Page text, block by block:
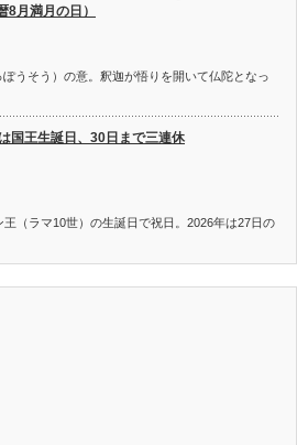
8月満月の日）
うそう）の意。釈迦が悟りを開いて仏陀となっ
国王生誕日、30日まで三連休
（ラマ10世）の生誕日で祝日。2026年は27日の